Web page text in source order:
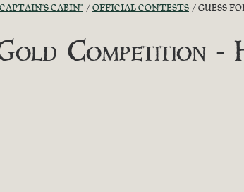
CABIN" OFFICIAL CONTESTS GUESS
Competition -